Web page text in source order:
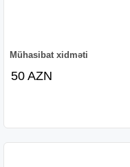
Mühasibat xidməti
50 AZN